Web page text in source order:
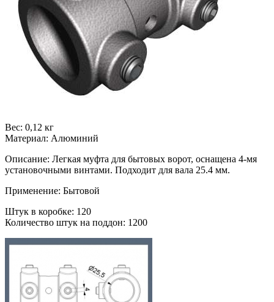
Вес: 0,12 кг
Материал: Алюминий
Описание: Легкая муфта для бытовых ворот, оснащена 4-мя
установочными винтами. Подходит для вала 25.4 мм.
Применение: Бытовой
Штук в коробке: 120
Количество штук на поддон: 1200